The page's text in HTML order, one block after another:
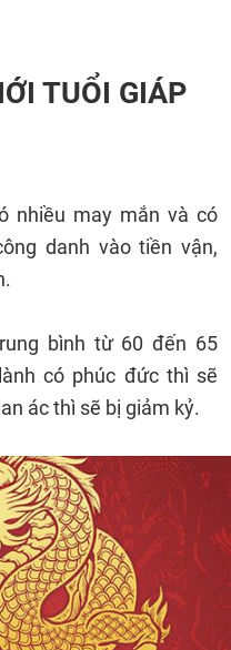
TUỔI GIÁP
nhiều may mắn và có
danh vào tiền vận,
bình từ 60 đến 65
có phúc đức thì sẽ
ác thì sẽ bị giảm kỷ.